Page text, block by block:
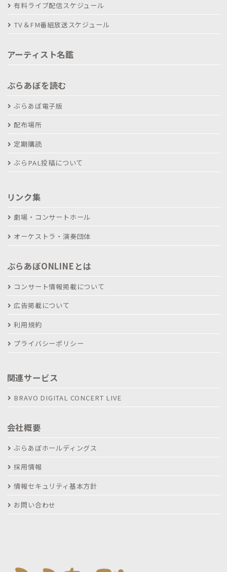
有料ライブ配信スケジュール
TV＆FM番組放送スケジュール
アーティスト名鑑
ぶらあぼを読む
ぶらあぼ電子版
配布場所
定期購読
ぶらPAL投稿について
リンク集
劇場・コンサートホール
オーケストラ・演奏団体
ぶらあぼONLINEとは
コンサート情報掲載について
広告掲載について
利用規約
プライバシーポリシー
関連サービス
BRAVO DIGITAL CONCERT LIVE
会社概要
ぶらあぼホールディングス
採用情報
情報セキュリティ基本方針
お問い合わせ